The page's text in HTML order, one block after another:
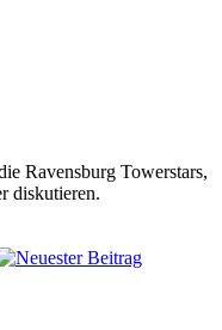
Ravensburg Towerstars,
diskutieren.